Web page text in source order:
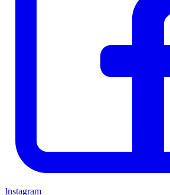
Instagram